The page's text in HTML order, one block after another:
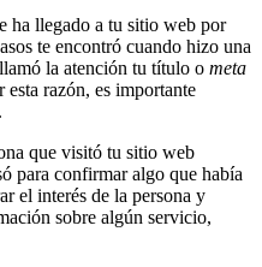
ha llegado a tu sitio web por
te encontró cuando hizo una
la atención tu título o meta
razón, es importante
.
que visitó tu sitio web
para confirmar algo que había
el interés de la persona y
sobre algún servicio,